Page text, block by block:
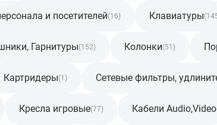
и посетителей(16) Клавиатуры
Гарнитуры(152) Колонки(51)
Картридеры(1) Сетевые фильтры,
Кресла игровые(77) Кабели Audio,Video